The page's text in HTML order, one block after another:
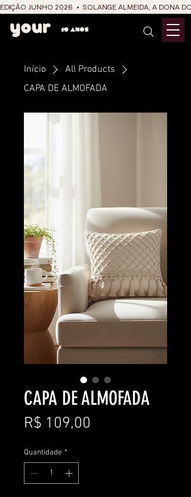
EDIÇÃO JUNHO 2026  •  SOLANGE ALMEIDA, A DONA
Início
All Products
CAPA DE ALMOFADA
CAPA DE ALMOFADA
R$ 109,00
Quantidade *